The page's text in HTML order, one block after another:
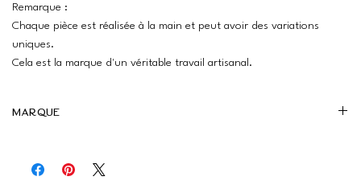
Remarque :
Chaque pièce est réalisée à la main et peut avoir des variations
uniques.
Cela est la marque d'un véritable travail artisanal.
Marque